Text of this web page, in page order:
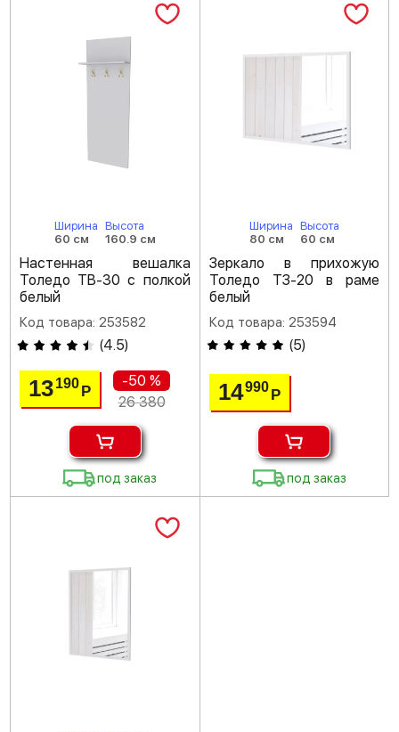
Ширина
60 см
Высота
160.9 см
Настенная вешалка
Толедо ТВ-30 с полкой
белый
Код товара: 253582
(4.5)
13190 Р
-50 %
26 380
под заказ
Ширина
80 см
Высота
60 см
Зеркало в прихожую
Толедо ТЗ-20 в раме
белый
Код товара: 253594
(5)
14990 Р
под заказ